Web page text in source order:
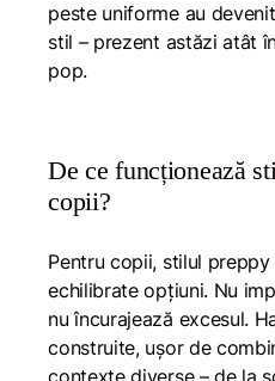
peste uniforme au
stil – prezent astăzi atât
pop.
De ce funcționează
copii?
Pentru copii, stilul
echilibrate opțiuni. Nu
nu încurajează excesul.
construite, ușor de
contexte diverse – de la